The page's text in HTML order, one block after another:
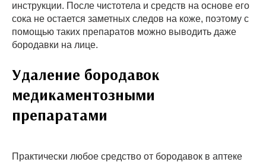
инструкции. После чистотела и средств на основе его
сока не остается заметных следов на коже, поэтому с
помощью таких препаратов можно выводить даже
бородавки на лице.
Удаление бородавок
медикаментозными
препаратами
Практически любое средство от бородавок в аптеке